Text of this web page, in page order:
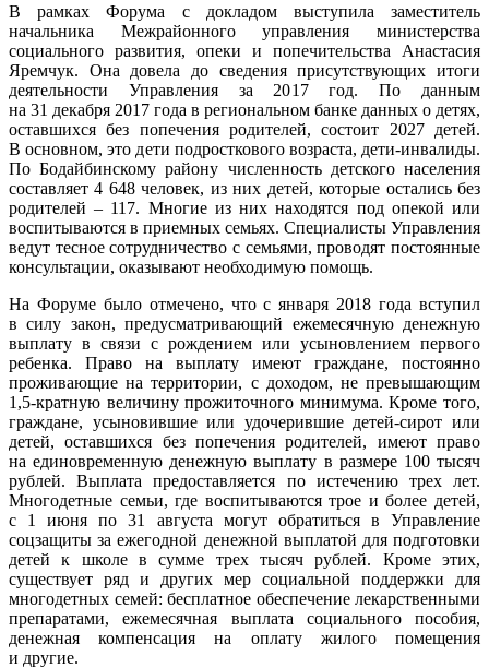
В рамках Форума с докладом выступила заместитель
начальника Межрайонного управления министерства
социального развития, опеки и попечительства Анастасия
Яремчук. Она довела до сведения присутствующих итоги
деятельности Управления за 2017 год. По данным
на 31 декабря 2017 года в региональном банке данных о детях,
оставшихся без попечения родителей, состоит 2027 детей.
В основном, это дети подросткового возраста, дети-инвалиды.
По Бодайбинскому району численность детского населения
составляет 4 648 человек, из них детей, которые остались без
родителей – 117. Многие из них находятся под опекой или
воспитываются в приемных семьях. Специалисты Управления
ведут тесное сотрудничество с семьями, проводят постоянные
консультации, оказывают необходимую помощь.
На Форуме было отмечено, что с января 2018 года вступил
в силу закон, предусматривающий ежемесячную денежную
выплату в связи с рождением или усыновлением первого
ребенка. Право на выплату имеют граждане, постоянно
проживающие на территории, с доходом, не превышающим
1,5-кратную величину прожиточного минимума. Кроме того,
граждане, усыновившие или удочерившие детей-сирот или
детей, оставшихся без попечения родителей, имеют право
на единовременную денежную выплату в размере 100 тысяч
рублей. Выплата предоставляется по истечению трех лет.
Многодетные семьи, где воспитываются трое и более детей,
с 1 июня по 31 августа могут обратиться в Управление
соцзащиты за ежегодной денежной выплатой для подготовки
детей к школе в сумме трех тысяч рублей. Кроме этих,
существует ряд и других мер социальной поддержки для
многодетных семей: бесплатное обеспечение лекарственными
препаратами, ежемесячная выплата социального пособия,
денежная компенсация на оплату жилого помещения
и другие.